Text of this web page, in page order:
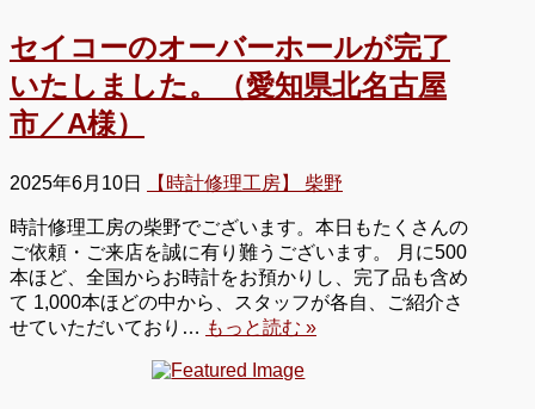
セイコーのオーバーホールが完了
いたしました。（愛知県北名古屋
市／A様）
2025年6月10日 【時計修理工房】 柴野
時計修理工房の柴野でございます。本日もたくさんの
ご依頼・ご来店を誠に有り難うございます。 月に500
本ほど、全国からお時計をお預かりし、完了品も含め
て 1,000本ほどの中から、スタッフが各自、ご紹介さ
せていただいており… もっと読む »